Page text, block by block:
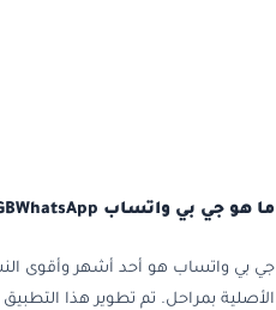
ما هو جي بي واتساب GBWhatsApp؟
جي بي واتساب هو أحد أشهر وأقوى
الأصلية بمراحل. تم تطوير هذا